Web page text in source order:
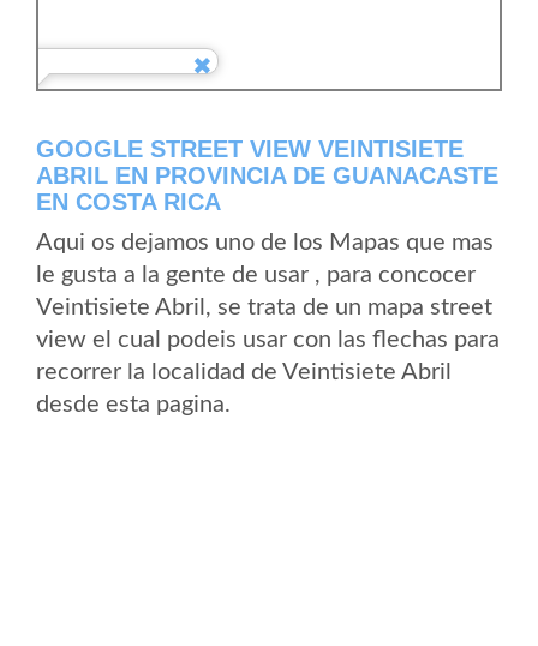
GOOGLE STREET VIEW VEINTISIETE
ABRIL EN PROVINCIA DE GUANACASTE
EN COSTA RICA
Aqui os dejamos uno de los Mapas que mas
le gusta a la gente de usar , para concocer
Veintisiete Abril, se trata de un mapa street
view el cual podeis usar con las flechas para
recorrer la localidad de Veintisiete Abril
desde esta pagina.